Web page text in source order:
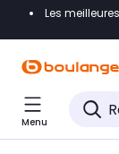
Accéder
Accéder
Accéder
Les
Menu